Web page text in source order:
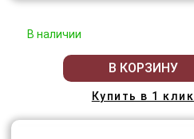
В наличии
В КОРЗИНУ
Купить в 1 клик